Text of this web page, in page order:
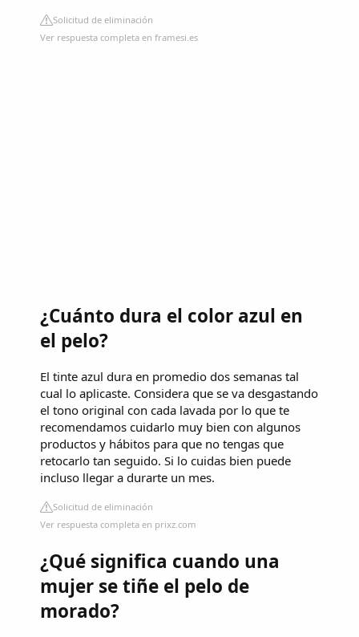
Solicitud de eliminación
Ver respuesta completa en framesi.es
¿Cuánto dura el color azul en
el pelo?
El tinte azul dura en promedio dos semanas tal
cual lo aplicaste. Considera que se va desgastando
el tono original con cada lavada por lo que te
recomendamos cuidarlo muy bien con algunos
productos y hábitos para que no tengas que
retocarlo tan seguido. Si lo cuidas bien puede
incluso llegar a durarte un mes.
Solicitud de eliminación
Ver respuesta completa en prixz.com
¿Qué significa cuando una
mujer se tiñe el pelo de
morado?